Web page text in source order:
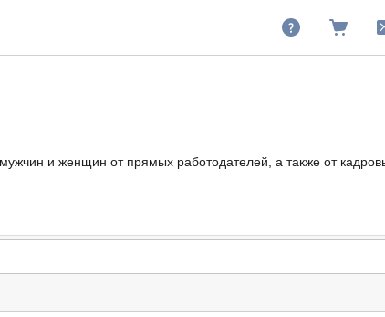
и женщин от прямых работодателей, а также от